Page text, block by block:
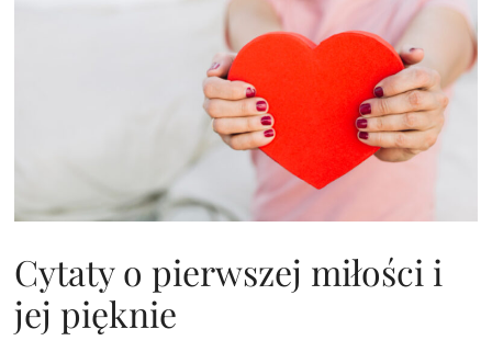
Cytaty o pierwszej miłości i
jej pięknie